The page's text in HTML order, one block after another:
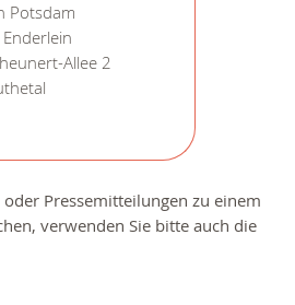
Potsdam
Allee 2
Pressemitteilungen zu einem
verwenden Sie bitte auch die